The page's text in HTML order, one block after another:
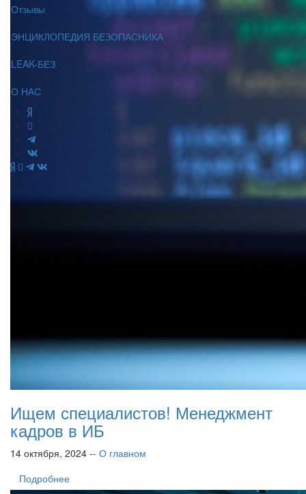
Отзывы
ЭНЦИКЛОПЕДИЯ БЕЗОПАСНИКА
LEAK-БЕЗ
О НАС
Ищем специалистов! Менеджмент
кадров в ИБ
14 октября, 2024 -- О главном
Подробнее